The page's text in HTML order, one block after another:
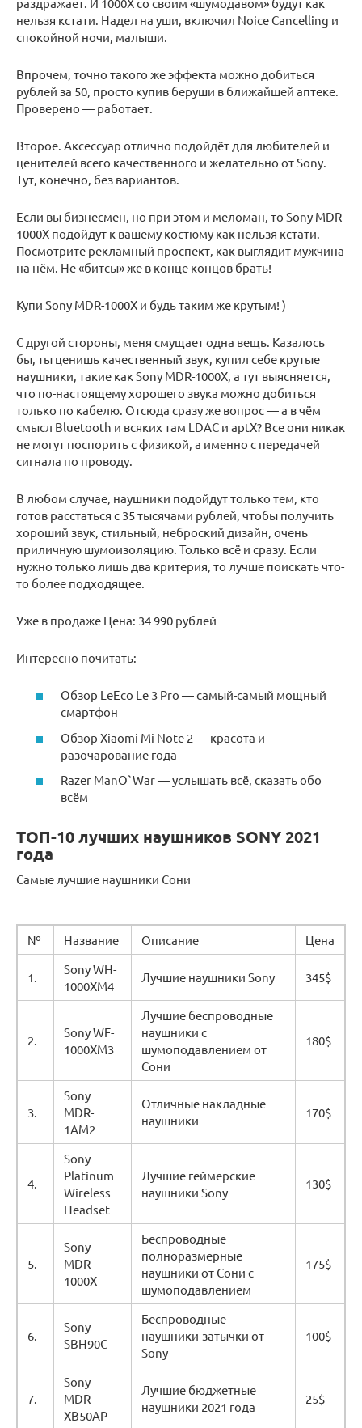
нельзя кстати. Надел на уши, включил Noice Cancelling и
спокойной ночи, малыши.
Впрочем, точно такого же эффекта можно добиться
рублей за 50, просто купив беруши в ближайшей аптеке.
Проверено — работает.
Второе. Аксессуар отлично подойдёт для любителей и
ценителей всего качественного и желательно от Sony.
Тут, конечно, без вариантов.
Если вы бизнесмен, но при этом и меломан, то Sony MDR-
1000X подойдут к вашему костюму как нельзя кстати.
Посмотрите рекламный проспект, как выглядит мужчина
на нём. Не «битсы» же в конце концов брать!
Купи Sony MDR-1000X и будь таким же крутым! )
С другой стороны, меня смущает одна вещь. Казалось
бы, ты ценишь качественный звук, купил себе крутые
наушники, такие как Sony MDR-1000X, а тут выясняется,
что по-настоящему хорошего звука можно добиться
только по кабелю. Отсюда сразу же вопрос — а в чём
смысл Bluetooth и всяких там LDAC и aptX? Все они никак
не могут поспорить с физикой, а именно с передачей
сигнала по проводу.
В любом случае, наушники подойдут только тем, кто
готов расстаться с 35 тысячами рублей, чтобы получить
хороший звук, стильный, неброский дизайн, очень
приличную шумоизоляцию. Только всё и сразу. Если
нужно только лишь два критерия, то лучше поискать что-
то более подходящее.
Уже в продаже Цена: 34 990 рублей
Интересно почитать:
Обзор LeEco Le 3 Pro — самый-самый мощный
смартфон
Обзор Xiaomi Mi Note 2 — красота и
разочарование года
Razer ManO`War — услышать всё, сказать обо
всём
ТОП-10 лучших наушников SONY 2021
года
Самые лучшие наушники Сони
№ Название Описание Цена
1.
Sony WH-
1000XM4
Лучшие наушники Sony 345$
2.
Sony WF-
1000XM3
Лучшие беспроводные
наушники с
шумоподавлением от
Сони
180$
3.
Sony
MDR-
1AM2
Отличные накладные
наушники
170$
4.
Sony
Platinum
Wireless
Headset
Лучшие геймерские
наушники Sony
130$
5.
Sony
MDR-
1000X
Беспроводные
полноразмерные
наушники от Сони с
шумоподавлением
175$
6.
Sony
SBH90C
Беспроводные
наушники-затычки от
Sony
100$
7.
Sony
MDR-
XB50AP
Лучшие бюджетные
наушники 2021 года
25$